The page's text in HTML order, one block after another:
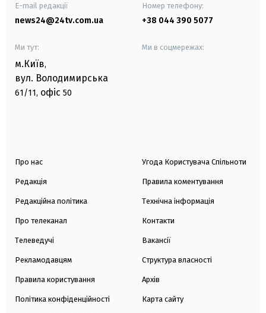
E-mail редакції
news24@24tv.com.ua
Номер телефону:
+38 044 390 5077
Ми тут:
м.Київ,
вул. Володимирська
61/11, офіс 50
Ми в соцмережах:
Про нас
Редакція
Редакційна політика
Про телеканал
Телеведучі
Рекламодавцям
Правила користування
Політика конфіденційності
Угода Користувача Спільноти
Правила коментування
Технічна інформація
Контакти
Вакансії
Структура власності
Архів
Карта сайту